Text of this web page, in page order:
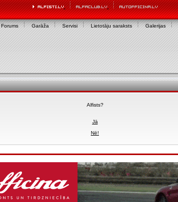
Forums Garāža Servisi Lietotāju saraksts Galerijas
Alfists?
Jā
Nē!